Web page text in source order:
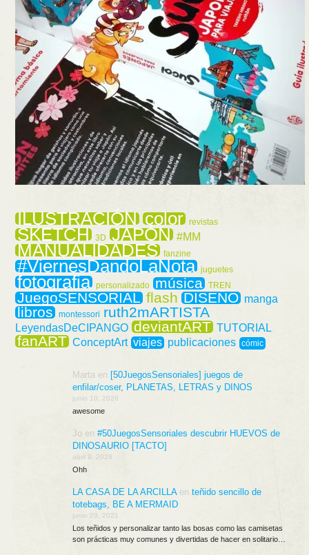
ILUSTRACIÓN color revistas
SKETCH 3D JAPÓN #MM
MANUALIDADES fanzine
#ViernesDandoLaNota juguetes
fotografia personalizado música TREN
JuegoSENSORIAL flash DISEÑO manga
libros montessori ruth2mARTISTA
LeyendasDeCIPANGO deviantART TUTORIAL
fanART ConceptArt viajes publicaciones cómic
Marta en [50JuegosSensoriales] juegos de
enfilar/coser, PLANETAS, LETRAS y DINOS
junio 10, 2026
awesome
Joen #50JuegosSensoriales descubrir HUEVOS de
DINOSAURIO [TACTO]
abril 9, 2026
Ohh
LA CASA DE LA ARCILLAen teñido sencillo de
totebags, BE A MERMAID
junio 29, 2021
Los teñidos y personalizar tanto las bosas como las camisetas
son prácticas muy comunes y divertidas de hacer en solitario…